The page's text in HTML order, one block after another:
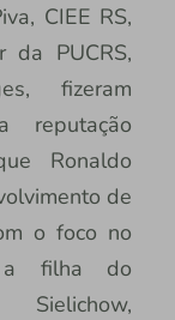
CIEE RS,
da PUCRS,
fizeram
reputação
Ronaldo
de
o foco no
a filha do